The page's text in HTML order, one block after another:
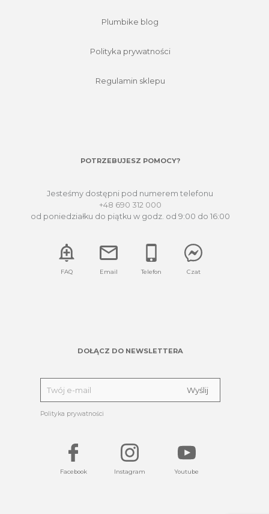
Plumbike blog
Polityka prywatności
Regulamin sklepu
POTRZEBUJESZ POMOCY?
Jesteśmy dostępni pod numerem telefonu
+48 690 312 000
od poniedziałku do piątku w godz. od 9:00 do 16:00
FAQ Email Telefon Czat
DOŁĄCZ DO NEWSLETTERA
Polityka prywatności
Facebook Instagram Youtube